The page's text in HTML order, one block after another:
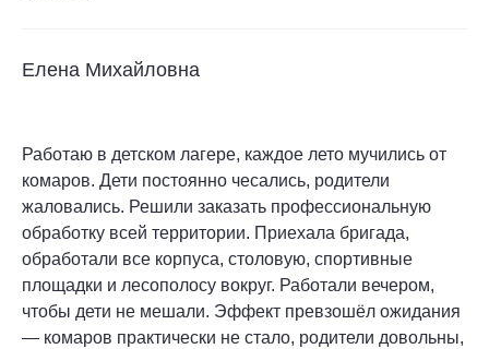
Елена Михайловна
Работаю в детском лагере, каждое лето мучились от
комаров. Дети постоянно чесались, родители
жаловались. Решили заказать профессиональную
обработку всей территории. Приехала бригада,
обработали все корпуса, столовую, спортивные
площадки и лесополосу вокруг. Работали вечером,
чтобы дети не мешали. Эффект превзошёл ожидания
— комаров практически не стало, родители довольны,